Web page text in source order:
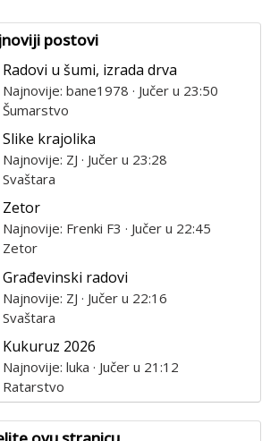
postovi
Radovi u šumi, izrada drva
Najnovije: bane1978
Jučer u 23:50
Šumarstvo
Slike krajolika
Najnovije: ZJ
Jučer u 23:28
Svaštara
Zetor
Najnovije: Frenki F3
Jučer u 22:45
Zetor
Građevinski radovi
Najnovije: ZJ
Jučer u 22:16
Svaštara
Kukuruz 2026
Najnovije: luka
Jučer u 21:12
Ratarstvo